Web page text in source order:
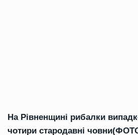
На Рівненщині рибалки
чотири стародавні